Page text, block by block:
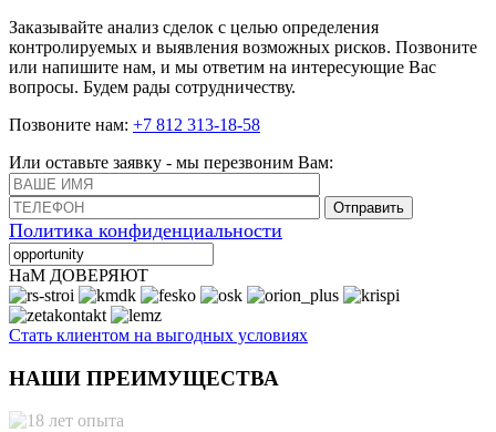
Заказывайте анализ сделок с целью определения
контролируемых и выявления возможных рисков. Позвоните
или напишите нам, и мы ответим на интересующие Вас
вопросы. Будем рады сотрудничеству.
Позвоните нам: +7 812 313-18-58
Или оставьте заявку - мы перезвоним Вам:
Отправить
Политика конфиденциальности
НаМ ДОВЕРЯЮТ
Стать клиентом на выгодных условиях
НАШИ ПРЕИМУЩЕСТВА